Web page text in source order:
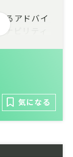
るアドバイ
ビリティ
クトを進
性を高
いという強
だきたい求
気になる